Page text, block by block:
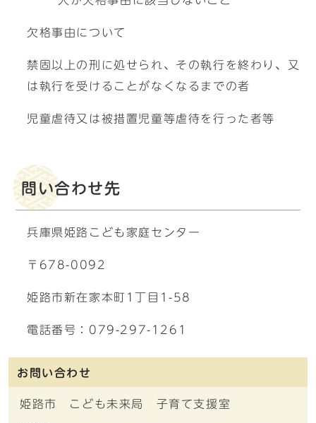
欠格事由について
禁固以上の刑に処せられ、その執行を終わり、又
は執行を受けることがなくなるまでの者
児童虐待又は被措置児童等虐待を行った者等
問い合わせ先
兵庫県姫路こども家庭センター
〒678-0092
姫路市新在家本町1丁目1-58
電話番号：079-297-1261
お問い合わせ
姫路市 こども未来局 子育て支援室